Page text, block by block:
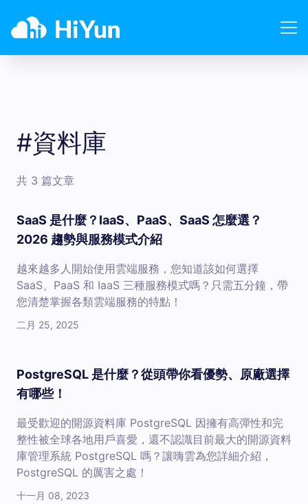
#資料庫
共 3 篇文章
SaaS 是什麼？IaaS、PaaS、SaaS 怎麼選？
2026 趨勢與服務模式介紹
越來越多人開始使用雲端服務，您知道該如何選擇
SaaS、PaaS 和 IaaS 三種服務模式嗎？只需五分鐘，帶
您清楚掌握各類雲端服務的特點！
二月 25, 2025
PostgreSQL 是什麼？從頭帶你看優勢、原廠選擇
有哪些！
最受歡迎的開源資料庫 PostgreSQL 因擁有高彈性和完
整性被全球各地用戶喜愛，還不認識目前最大的開源資料
庫管理系統 PostgreSQL 嗎？讓嗨雲為您詳細介紹，
PostgreSQL 的厲害之處！
十一月 08, 2023